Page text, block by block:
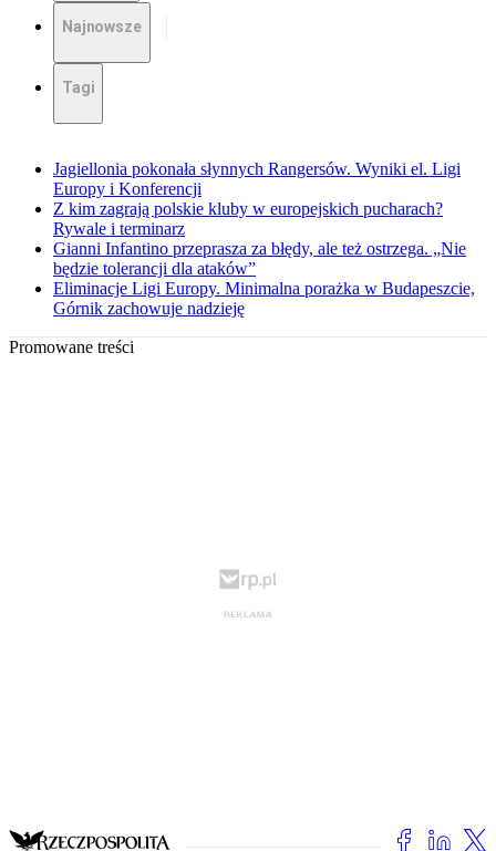
Najnowsze
Tagi
Jagiellonia pokonała słynnych Rangersów. Wyniki el. Ligi
Europy i Konferencji
Z kim zagrają polskie kluby w europejskich pucharach?
Rywale i terminarz
Gianni Infantino przeprasza za błędy, ale też ostrzega. „Nie
będzie tolerancji dla ataków”
Eliminacje Ligi Europy. Minimalna porażka w Budapeszcie,
Górnik zachowuje nadzieję
Promowane treści